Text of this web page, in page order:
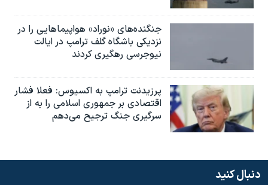
جنگنده‌های «نوراد» هواپیماهایی را در
نزدیکی باشگاه گلف ترامپ در ایالت
نیوجرسی رهگیری کردند
پرزیدنت ترامپ به اکسیوس: فعلا فشار
اقتصادی بر جمهوری اسلامی را به از
سرگیری جنگ ترجیح می‌دهم
دنبال کنید